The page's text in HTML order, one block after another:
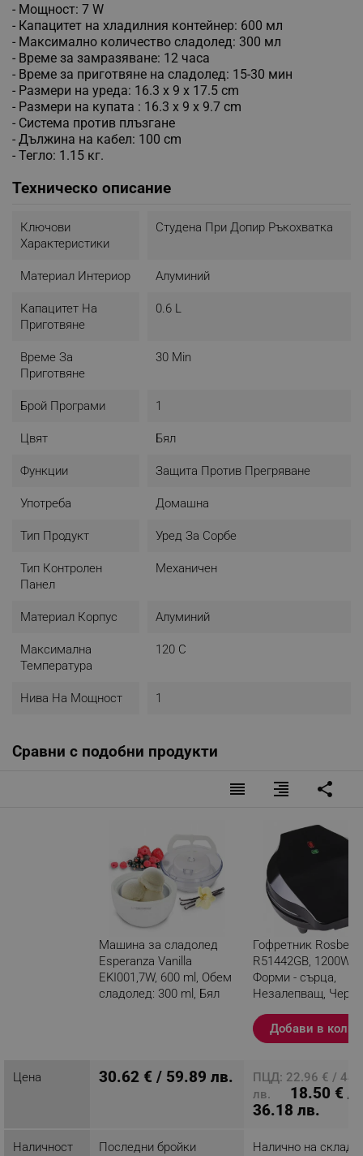
- Мощност: 7 W
- Капацитет на хладилния контейнер: 600 мл
- Максимално количество сладолед: 300 мл
- Време за замразяване: 12 часа
- Време за приготвяне на сладолед: 15-30 мин
- Размери на уреда: 16.3 x 9 x 17.5 cm
- Размери на купата : 16.3 x 9 x 9.7 cm
- Система против плъзгане
- Дължина на кабел: 100 cm
- Тегло: 1.15 кг.
Техническо описание
Ключови
Характеристики
Студена При Допир Ръкохватка
Материал Интериор Алуминий
Капацитет На
Приготвяне
0.6 L
Време За
Приготвяне
30 Min
Брой Програми 1
Цвят Бял
Функции Защита Против Прегряване
Употреба Домашна
Тип Продукт Уред За Сорбе
Тип Контролен
Панел
Механичен
Материал Корпус Алуминий
Максимална
Температура
120 C
Нива На Мощност 1
Сравни с подобни продукти
reorder format_align_right share
Машина за сладолед
Esperanza Vanilla
EKI001,7W, 600 ml, Обем
сладолед: 300 ml, Бял
Гофретник Rosberg
R51442GB, 1200W,
Форми - сърца,
Незалепващ, Черен
Добави в
Цена 30.62 € / 59.89 лв.
ПЦД: 22.96 € /
лв.
18.50 € /
36.18 лв.
Наличност Последни бройки Налично на склад